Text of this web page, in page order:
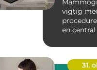
sundhed
vigtig
en
31.